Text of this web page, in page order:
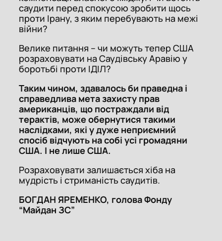
саудити перед спокусою зробити щось
проти Ірану, з яким перебувають на межі
війни?
Велике питання – чи можуть тепер США
розраховувати на Саудівську Аравію у
боротьбі проти ІДІЛ?
Таким чином, здавалось би праведна і
справедлива мета захисту прав
американців, що постраждали від
терактів, може обернутися такими
наслідками, які у дуже неприємний
спосіб відчують на собі усі громадяни
США. І не лише США.
Розраховувати залишається хіба на
мудрість і стриманість саудитів.
БОГДАН ЯРЕМЕНКО, голова Фонду
“Майдан ЗС”